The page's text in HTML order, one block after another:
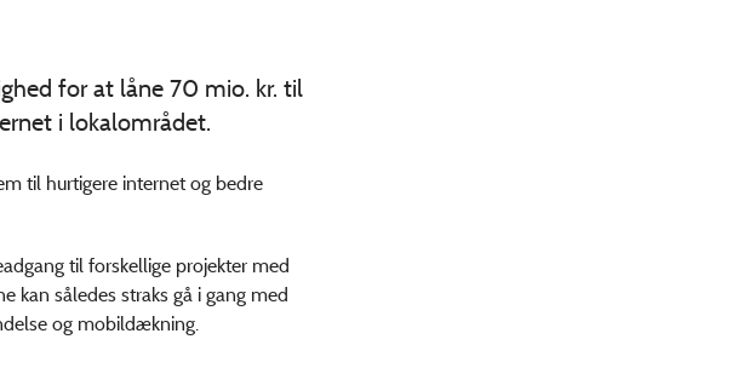
for at låne 70 mio. kr. til
i lokalområdet.
til hurtigere internet og bedre
til forskellige projekter med
kan således straks gå i gang med
og mobildækning.